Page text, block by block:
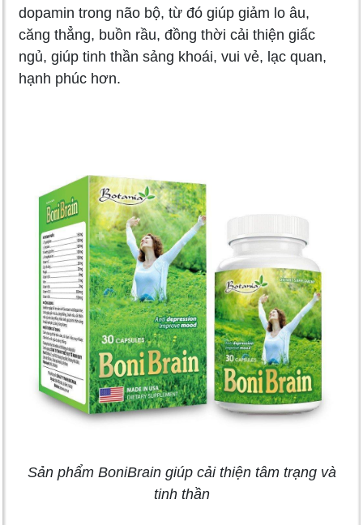
dopamin trong não bộ, từ đó giúp giảm lo âu,
căng thẳng, buồn rầu, đồng thời cải thiện giấc
ngủ, giúp tinh thần sảng khoái, vui vẻ, lạc quan,
hạnh phúc hơn.
Sản phẩm BoniBrain giúp cải thiện tâm trạng và
tinh thần